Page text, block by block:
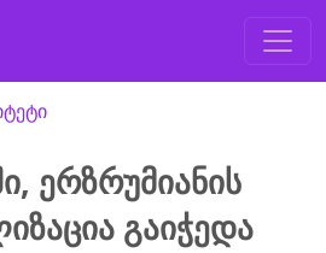
ერზრუმიანის
გაიჭედა